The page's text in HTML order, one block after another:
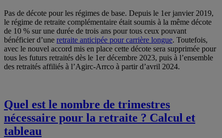
Pas de décote pour les régimes de base. Depuis le 1er janvier 2019,
le régime de retraite complémentaire était soumis à la même décote
de 10 % sur une durée de trois ans pour tous ceux pouvant
bénéficier d’une retraite anticipée pour carrière longue. Toutefois,
avec le nouvel accord mis en place cette décote sera supprimée pour
tous les futurs retraités dès le 1er décembre 2023, puis à l’ensemble
des retraités affiliés à l’Agirc-Arrco à partir d’avril 2024.
Quel est le nombre de trimestres
nécessaire pour la retraite ? Calcul et
tableau